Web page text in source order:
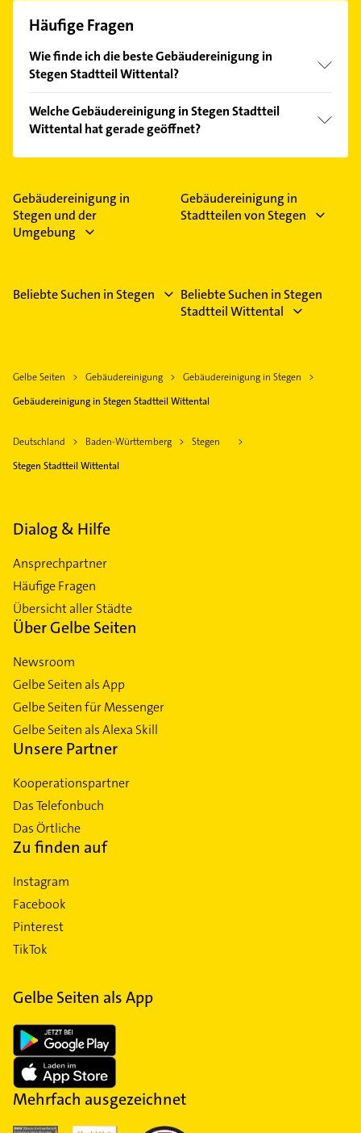
Häufige Fragen
Wie finde ich die beste Gebäudereinigung in
Stegen Stadtteil Wittental?
Kundenmeinungen und profitieren Sie von den
Empfehlungen. Die Suchergebnisse können Sie sich
einfach nachBewertungensortiert anzeigen lassen.
Welche Gebäudereinigung in Stegen Stadtteil
Wittental hat gerade geöffnet?
Im Anbieter-Bereich finden Sie alleÖffnungszeiten.
Feiertagen abweichen können.
Gebäudereinigung in
Stegen und der
Umgebung
Gebäudereinigung in
Stadtteilen von Stegen
Beliebte Suchen in Stegen
Beliebte Suchen in Stegen
Stadtteil Wittental
Gelbe Seiten Gebäudereinigung
Gebäudereinigung in Stegen
Gebäudereinigung in Stegen Stadtteil Wittental
Deutschland Baden-Württemberg
Stegen
Stegen Stadtteil Wittental
Dialog & Hilfe
Ansprechpartner
Häufige Fragen
Übersicht aller Städte
Über Gelbe Seiten
Newsroom
Gelbe Seiten als App
Gelbe Seiten für Messenger
Gelbe Seiten als Alexa Skill
Unsere Partner
Kooperationspartner
Das Telefonbuch
Das Örtliche
Zu finden auf
Instagram
Facebook
Pinterest
TikTok
Gelbe Seiten als App
Mehrfach ausgezeichnet